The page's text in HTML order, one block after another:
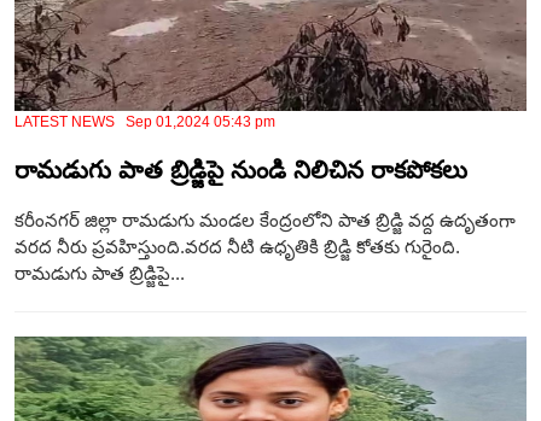
LATEST NEWS Sep 01,2024 05:43 pm
రామడుగు పాత బ్రిడ్జిపై నుండి నిలిచిన రాకపోకలు
కరీంనగర్ జిల్లా రామడుగు మండల కేంద్రంలోని పాత బ్రిడ్జి వద్ద ఉదృతంగా
వరద నీరు ప్రవహిస్తుంది.వరద నీటి ఉధృతికి బ్రిడ్జి కోతకు గురైంది.
రామడుగు పాత బ్రిడ్జిపై...